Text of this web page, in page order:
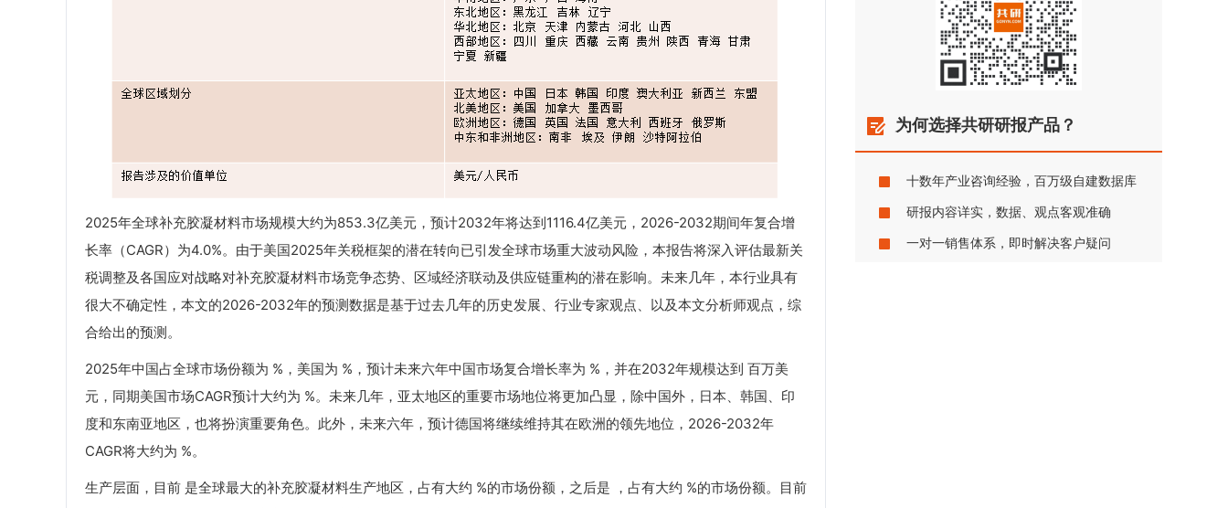
2025年全球补充胶凝材料市场规模大约为853.3亿美元，预计2032年将达到1116.4亿美元，2026-2032期间年复合增
长率（CAGR）为4.0%。由于美国2025年关税框架的潜在转向已引发全球市场重大波动风险，本报告将深入评估最新关
税调整及各国应对战略对补充胶凝材料市场竞争态势、区域经济联动及供应链重构的潜在影响。未来几年，本行业具有
很大不确定性，本文的2026-2032年的预测数据是基于过去几年的历史发展、行业专家观点、以及本文分析师观点，综
合给出的预测。
2025年中国占全球市场份额为 %，美国为 %，预计未来六年中国市场复合增长率为 %，并在2032年规模达到 百万美
元，同期美国市场CAGR预计大约为 %。未来几年，亚太地区的重要市场地位将更加凸显，除中国外，日本、韩国、印
度和东南亚地区，也将扮演重要角色。此外，未来六年，预计德国将继续维持其在欧洲的领先地位，2026-2032年
CAGR将大约为 %。
生产层面，目前 是全球最大的补充胶凝材料生产地区，占有大约 %的市场份额，之后是 ，占有大约 %的市场份额。目前
为何选择共研研报产品？
十数年产业咨询经验，百万级自建数据库
研报内容详实，数据、观点客观准确
一对一销售体系，即时解决客户疑问